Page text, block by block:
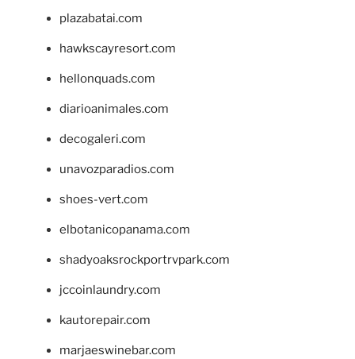
plazabatai.com
hawkscayresort.com
hellonquads.com
diarioanimales.com
decogaleri.com
unavozparadios.com
shoes-vert.com
elbotanicopanama.com
shadyoaksrockportrvpark.com
jccoinlaundry.com
kautorepair.com
marjaeswinebar.com